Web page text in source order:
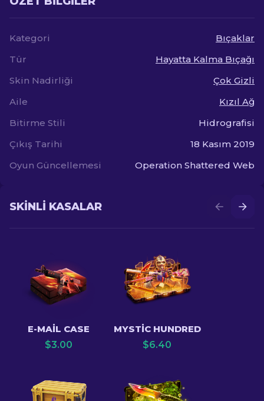
Kategori
Bıçaklar
Tür
Hayatta Kalma Bıçağı
Skin Nadirliği
Çok Gizli
Aile
Kızıl Ağ
Bitirme Stili
Hidrografisi
Çıkış Tarihi
18 Kasım 2019
Oyun Güncellemesi
Operation Shattered Web
SKINLI KASALAR
E-MAIL CASE
$3.00
MYSTIC HUNDRED
$6.40